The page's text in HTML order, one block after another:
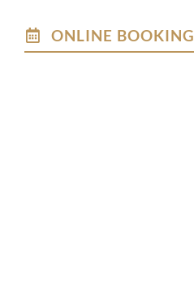
ONLINE BOOKING